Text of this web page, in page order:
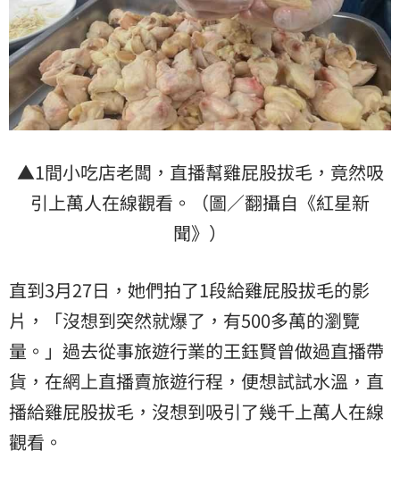
▲1間小吃店老闆，直播幫雞屁股拔毛，竟然吸
引上萬人在線觀看。（圖／翻攝自《紅星新
聞》）
直到3月27日，她們拍了1段給雞屁股拔毛的影
片，「沒想到突然就爆了，有500多萬的瀏覽
量。」過去從事旅遊行業的王鈺賢曾做過直播帶
貨，在網上直播賣旅遊行程，便想試試水溫，直
播給雞屁股拔毛，沒想到吸引了幾千上萬人在線
觀看。